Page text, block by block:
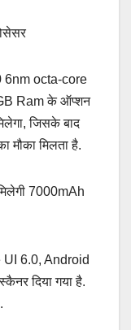
6nm octa-core
Ram के ऑप्शन
जिसके बाद
मिलता है.
7000mAh
UI 6.0, Android
दिया गया है.